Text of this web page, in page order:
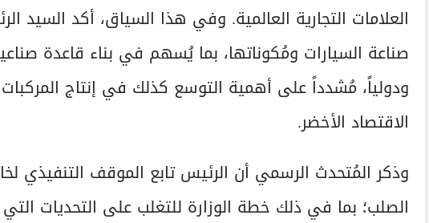
العلامات التجارية العالمية. وفي هذا السياق، أكد السيد
صناعة السيارات ومُكوناتها، بما يُسهم في بناء قاعدة
ودولياً، مُشدداً على أهمية التوسع كذلك في إنتاج المركبات
الاقتصاد الأخضر.
وذكر المُتحدث الرسمي أن الرئيس تابع الموقف التنفيذي
الصلب؛ بما في ذلك خطة الوزارة للتغلب على التحديات